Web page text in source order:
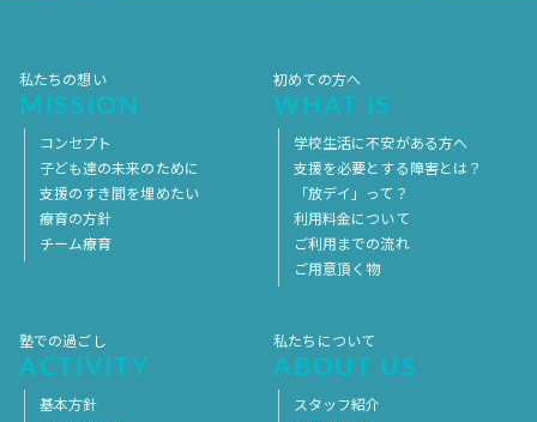
私たちの想い
MISSION
コンセプト
子ども達の未来のために
支援のすき間を埋めたい
療育の方針
チーム療育
初めての方へ
WHAT IS
学校生活に不安がある方へ
支援を必要とする障害とは？
「放デイ」って？
利用料金について
ご利用までの流れ
ご用意頂く物
塾での過ごし
ACTIVITY
基本方針
私たちについて
ABOUT US
スタッフ紹介